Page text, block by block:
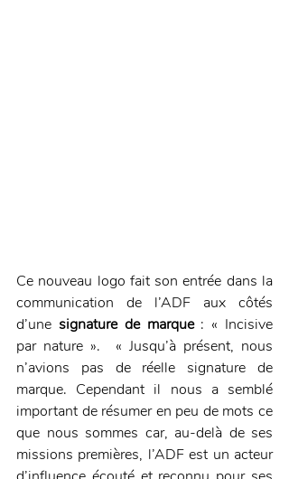
Ce nouveau logo fait son entrée dans la
communication de l’ADF aux côtés
d’une signature de marque : « Incisive
par nature ».  « Jusqu’à présent, nous
n’avions pas de réelle signature de
marque. Cependant il nous a semblé
important de résumer en peu de mots ce
que nous sommes car, au-delà de ses
missions premières, l’ADF est un acteur